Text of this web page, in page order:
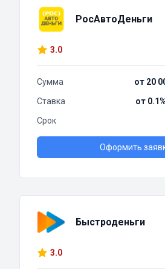
РосАвтоДеньги
3.0
Сумма
от 20
Ставка
от
Срок
Оформить
Быстроденьги
3.0